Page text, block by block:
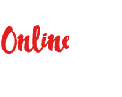
Reverso